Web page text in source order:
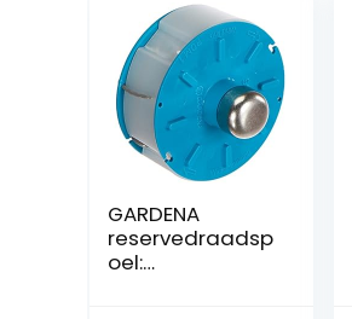
GARDENA
reservedraadsp
oel: